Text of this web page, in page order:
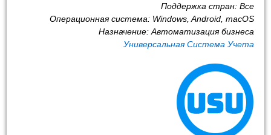
Поддержка стран: Все
Операционная система: Windows, Android, macOS
Назначение: Автоматизация бизнеса
Универсальная Система Учета